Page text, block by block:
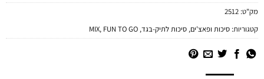
מק"ט:2512
קטגוריות:סיכות ופאצ'ים,סיכות לתיק-בגד,
MIX ,FUN TO GO